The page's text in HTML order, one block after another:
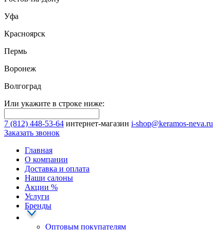
Уфа
Красноярск
Пермь
Воронеж
Волгоград
Или укажите в строке ниже:
7 (812) 448-53-64 интернет-магазин i-shop@keramos-neva.ru
Заказать звонок
Главная
О компании
Доставка и оплата
Наши cалоны
Акции %
Услуги
Бренды
Оптовым покупателям